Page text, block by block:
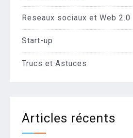
Reseaux sociaux et Web 2.0
Start-up
Trucs et Astuces
Articles récents